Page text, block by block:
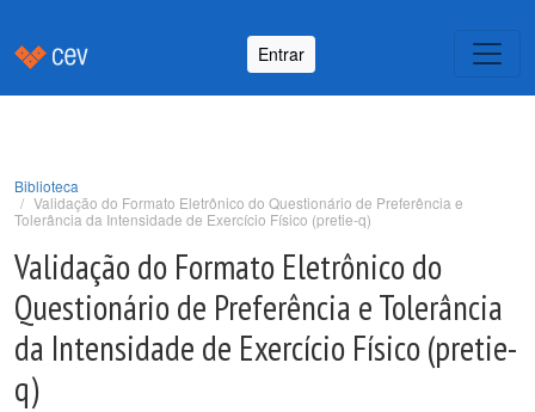
Entrar
Biblioteca
Validação do Formato Eletrônico do Questionário de Preferência e
Tolerância da Intensidade de Exercício Físico (pretie-q)
Validação do Formato Eletrônico do
Questionário de Preferência e Tolerância
da Intensidade de Exercício Físico (pretie-
q)